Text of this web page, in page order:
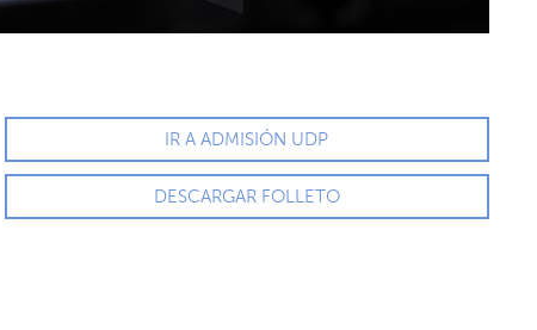
IR A ADMISIÓN UDP
DESCARGAR FOLLETO